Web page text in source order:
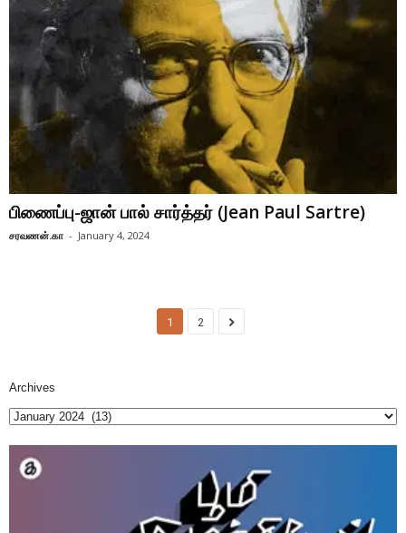
பிணைப்பு-ஜான் பால் சார்த்தர் (Jean Paul Sartre)
சரவணன்.கா - January 4, 2024
1 2
Archives